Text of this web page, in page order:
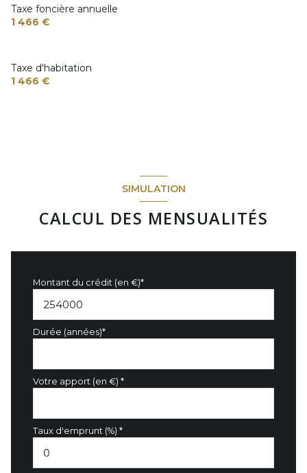
Taxe foncière annuelle
1 466 €
Taxe d'habitation
1 466 €
SIMULATION
CALCUL DES MENSUALITÉS
Montant du crédit (en €)*
Durée (années)*
Votre apport (en €) *
Taux d'emprunt (%) *